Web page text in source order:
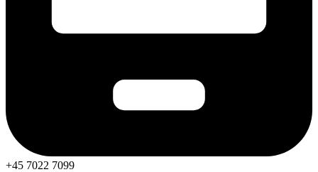
+45 7022 7099